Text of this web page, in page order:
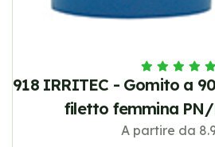
918 IRRITEC - Gomito a
filetto femmina PN/
A partire da